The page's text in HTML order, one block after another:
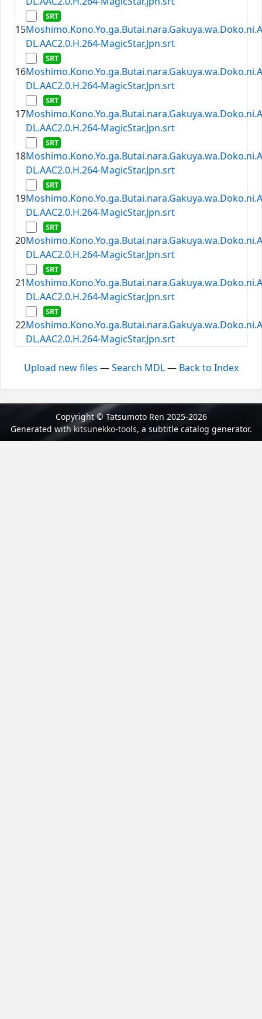
15
DL.AAC2.0.H.264-MagicStar.Jpn.srt
16
DL.AAC2.0.H.264-MagicStar.Jpn.srt
17
DL.AAC2.0.H.264-MagicStar.Jpn.srt
18
DL.AAC2.0.H.264-MagicStar.Jpn.srt
19
DL.AAC2.0.H.264-MagicStar.Jpn.srt
20
DL.AAC2.0.H.264-MagicStar.Jpn.srt
21
DL.AAC2.0.H.264-MagicStar.Jpn.srt
22
DL.AAC2.0.H.264-MagicStar.Jpn.srt
Upload new files —Search MDL— Back to Index
Copyright © Tatsumoto Ren 2025-2026
Generated withkitsunekko-tools, a subtitle catalog generator.